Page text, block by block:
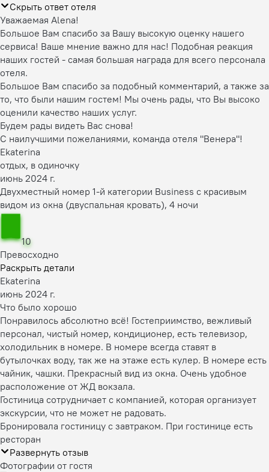
Скрыть ответ отеля
Уважаемая Alena!
Большое Вам спасибо за Вашу высокую оценку нашего
сервиса! Ваше мнение важно для нас! Подобная реакция
наших гостей - самая большая награда для всего персонала
отеля.
Большое Вам спасибо за подобный комментарий, а также за
то, что были нашим гостем! Мы очень рады, что Вы высоко
оценили качество наших услуг.
Будем рады видеть Вас снова!
С наилучшими пожеланиями, команда отеля "Венера"!
Ekaterina
отдых, в одиночку
июнь 2024 г.
Двухместный номер 1-й категории Business с красивым
видом из окна (двуспальная кровать), 4 ночи
10
Превосходно
Раскрыть детали
Ekaterina
июнь 2024 г.
Что было хорошо
Понравилось абсолютно всё! Гостеприимство, вежливый
персонал, чистый номер, кондиционер, есть телевизор,
холодильник в номере. В номере всегда ставят в
бутылочках воду, так же на этаже есть кулер. В номере есть
чайник, чашки. Прекрасный вид из окна. Очень удобное
расположение от ЖД вокзала.
Гостиница сотрудничает с компанией, которая организует
экскурсии, что не может не радовать.
Бронировала гостиницу с завтраком. При гостинице есть
ресторан
Развернуть отзыв
Фотографии от гостя